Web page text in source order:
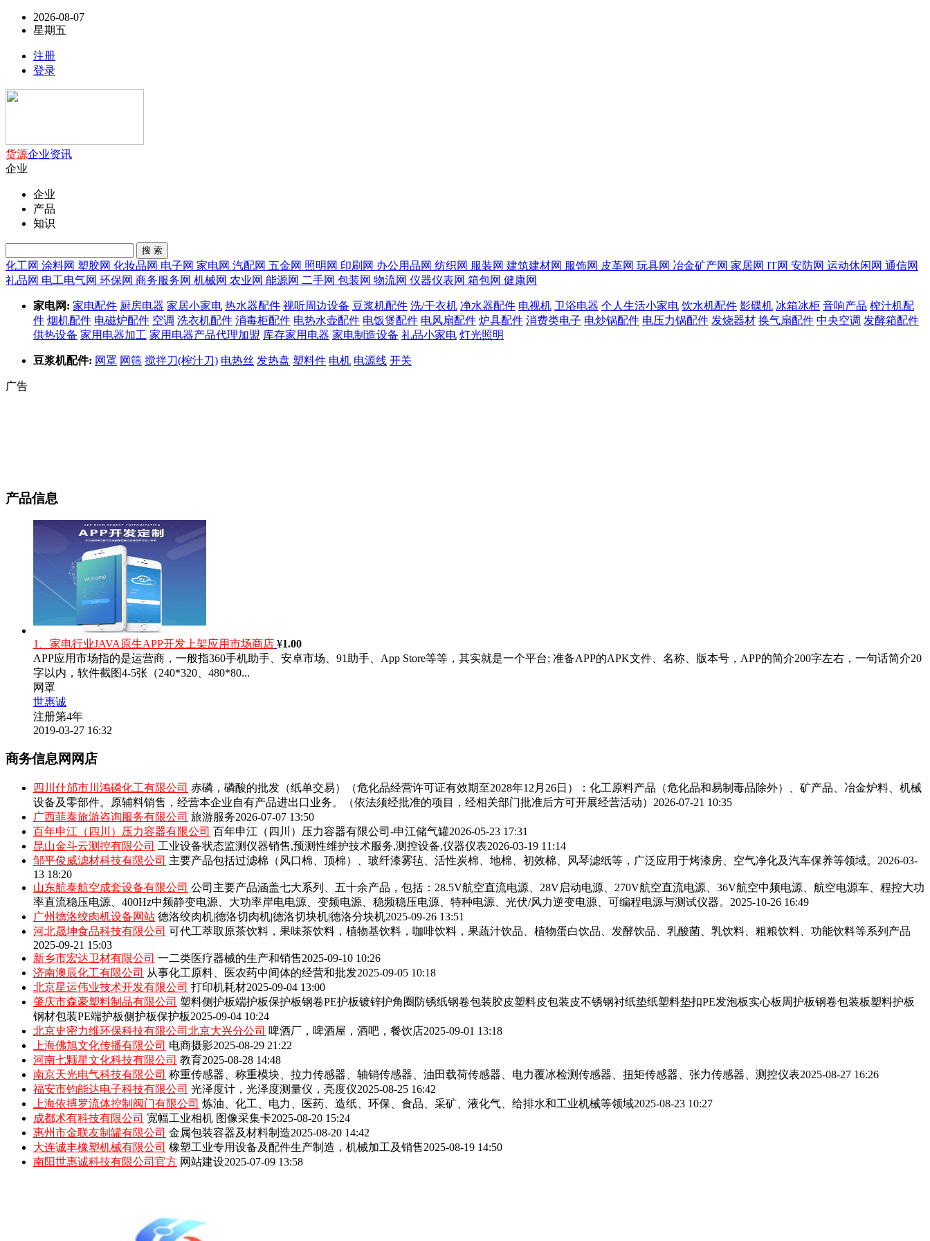
2026-08-07
星期五
注册
登录
货源企业资讯
企业
企业
产品
知识
搜 索
化工网 涂料网 塑胶网 化妆品网 电子网 家电网 汽配网 五金网 照明网 印刷网 办公用品网 纺织网 服装网 建筑建材网 服饰网 皮革网 玩具网 冶金矿产网 家居网 IT网 安防网 运动休闲网 通信网
礼品网 电工电气网 环保网 商务服务网 机械网 农业网 能源网 二手网 包装网 物流网 仪器仪表网 箱包网 健康网
家电网: 家电配件 厨房电器 家居小家电 热水器配件 视听周边设备 豆浆机配件 洗/干衣机 净水器配件 电视机 卫浴电器 个人生活小家电 饮水机配件 影碟机 冰箱冰柜 音响产品 榨汁机配
件 烟机配件 电磁炉配件 空调 洗衣机配件 消毒柜配件 电热水壶配件 电饭煲配件 电风扇配件 炉具配件 消费类电子 电炒锅配件 电压力锅配件 发烧器材 换气扇配件 中央空调 发酵箱配件
供热设备 家用电器加工 家用电器产品代理加盟 库存家用电器 家电制造设备 礼品小家电 灯光照明
豆浆机配件: 网罩 网筛 搅拌刀(榨汁刀) 电热丝 发热盘 塑料件 电机 电源线 开关
广告
产品信息
1、家电行业JAVA原生APP开发上架应用市场商店 ¥1.00
APP应用市场指的是运营商，一般指360手机助手、安卓市场、91助手、App Store等等，其实就是一个平台; 准备APP的APK文件、名称、版本号，APP的简介200字左右，一句话简介20
字以内，软件截图4-5张（240*320、480*80...
网罩
世惠诚
注册第4年
2019-03-27 16:32
商务信息网网店
四川什邡市川鸿磷化工有限公司 赤磷，磷酸的批发（纸单交易）（危化品经营许可证有效期至2028年12月26日）：化工原料产品（危化品和易制毒品除外）、矿产品、冶金炉料、机械
设备及零部件。原辅料销售，经营本企业自有产品进出口业务。（依法须经批准的项目，经相关部门批准后方可开展经营活动） 2026-07-21 10:35
广西菲泰旅游咨询服务有限公司 旅游服务2026-07-07 13:50
百年申江（四川）压力容器有限公司 百年申江（四川）压力容器有限公司-申江储气罐2026-05-23 17:31
昆山金斗云测控有限公司 工业设备状态监测仪器销售,预测性维护技术服务,测控设备,仪器仪表2026-03-19 11:14
邹平俊威滤材科技有限公司 主要产品包括‌过滤棉（风口棉、顶棉）、玻纤漆雾毡、活性炭棉、地棉、初效棉、风琴滤纸‌等，广泛应用于烤漆房、空气净化及汽车保养等领域。‌‌ 2026-03-
13 18:20
山东航泰航空成套设备有限公司 公司主要产品涵盖七大系列、五十余产品，包括：28.5V航空直流电源、28V启动电源、270V航空直流电源、36V航空中频电源、航空电源车、程控大功
率直流稳压电源、400Hz中频静变电源、大功率岸电电源、变频电源、稳频稳压电源、特种电源、光伏/风力逆变电源、可编程电源与测试仪器。 2025-10-26 16:49
广州德洛绞肉机设备网站 德洛绞肉机|德洛切肉机|德洛切块机|德洛分块机2025-09-26 13:51
河北晟坤食品科技有限公司 可代工萃取原茶饮料，果味茶饮料，植物基饮料，咖啡饮料，果蔬汁饮品、植物蛋白饮品、发酵饮品、乳酸菌、乳饮料、粗粮饮料、功能饮料等系列产品
2025-09-21 15:03
新乡市宏达卫材有限公司 一二类医疗器械的生产和销售2025-09-10 10:26
济南澳辰化工有限公司 从事化工原料、医农药中间体的经营和批发2025-09-05 10:18
北京星运伟业技术开发有限公司 打印机耗材2025-09-04 13:00
肇庆市森豪塑料制品有限公司 塑料侧护板端护板保护板钢卷PE护板镀锌护角圈防锈纸钢卷包装胶皮塑料皮包装皮不锈钢衬纸垫纸塑料垫扣PE发泡板实心板周护板钢卷包装板塑料护板
钢材包装PE端护板侧护板保护板2025-09-04 10:24
北京史密力维环保科技有限公司北京大兴分公司 啤酒厂，啤酒屋，酒吧，餐饮店2025-09-01 13:18
上海佛旭文化传播有限公司 电商摄影2025-08-29 21:22
河南七颗星文化科技有限公司 教育2025-08-28 14:48
南京天光电气科技有限公司 称重传感器、称重模块、拉力传感器、轴销传感器、油田载荷传感器、电力覆冰检测传感器、扭矩传感器、张力传感器、测控仪表2025-08-27 16:26
福安市钧能达电子科技有限公司 光泽度计，光泽度测量仪，亮度仪2025-08-25 16:42
上海依搏罗流体控制阀门有限公司 炼油、化工、电力、医药、造纸、环保、食品、采矿、液化气、给排水和工业机械等领域2025-08-23 10:27
成都术有科技有限公司 宽幅工业相机 图像采集卡2025-08-20 15:24
惠州市金联友制罐有限公司 金属包装容器及材料制造2025-08-20 14:42
大连诚丰橡塑机械有限公司 橡塑工业专用设备及配件生产制造，机械加工及销售2025-08-19 14:50
南阳世惠诚科技有限公司官方 网站建设2025-07-09 13:58